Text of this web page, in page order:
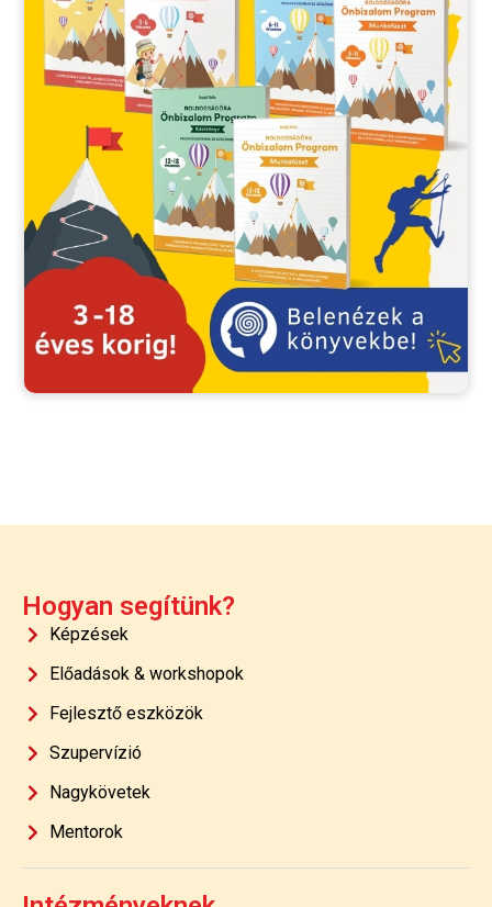
Hogyan segítünk?
Képzések
Előadások & workshopok
Fejlesztő eszközök
Szupervízió
Nagykövetek
Mentorok